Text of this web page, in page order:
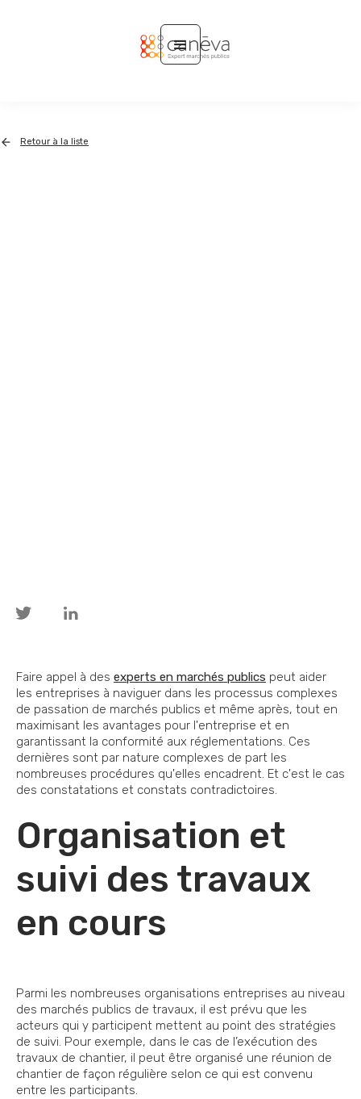
Retour à la liste
Faire appel à des experts en marchés publics peut aider
les entreprises à naviguer dans les processus complexes
de passation de marchés publics et même après, tout en
maximisant les avantages pour l'entreprise et en
garantissant la conformité aux réglementations. Ces
dernières sont par nature complexes de part les
nombreuses procédures qu'elles encadrent. Et c'est le cas
des constatations et constats contradictoires.
Organisation et
suivi des travaux
en cours
Parmi les nombreuses organisations entreprises au niveau
des marchés publics de travaux, il est prévu que les
acteurs qui y participent mettent au point des stratégies
de suivi. Pour exemple, dans le cas de l’exécution des
travaux de chantier, il peut être organisé une réunion de
chantier de façon régulière selon ce qui est convenu
entre les participants.